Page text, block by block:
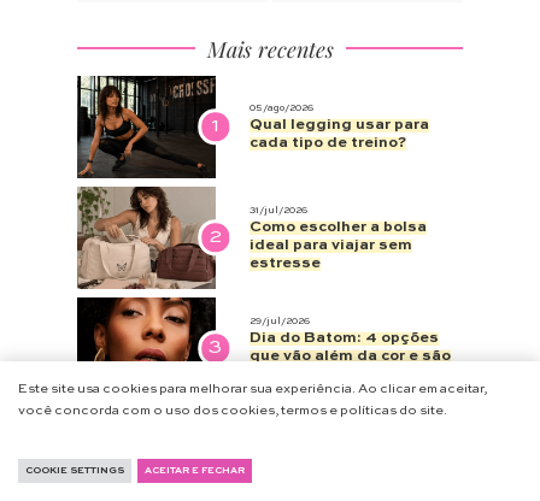
Mais recentes
1
05/ago/2026
Qual legging usar para
cada tipo de treino?
2
31/jul/2026
Como escolher a bolsa
ideal para viajar sem
estresse
3
29/jul/2026
Dia do Batom: 4 opções
que vão além da cor e são
4
fazem diferença
Este site usa cookies para melhorar sua experiência. Ao clicar em aceitar,
você concorda com o uso dos cookies, termos e políticas do site.
COOKIE SETTINGS ACEITAR E FECHAR